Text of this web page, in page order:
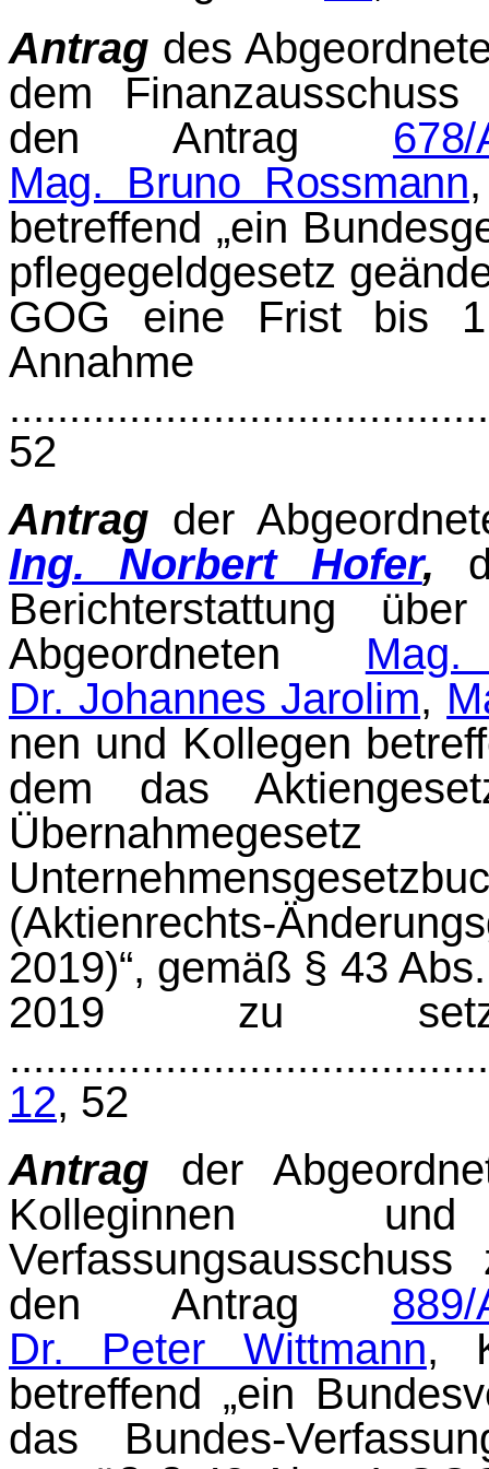
Antrag des
dem
den Antrag 678/
Mag. Bruno Rossmann
betreffend „ein
pflege­geldgesetz
GOG eine Frist bis
Annahme
52
Antrag der
Ing. Norbert Hofer,
Berichterstattung
Abgeordneten
Dr. Johannes Jarolim,
nen und Kollegen
dem das
(Aktienrechts-
2019)“, gemäß § 43
2019 zu
12, 52
Antrag der
Kolleginnen
den Antrag 889/
Dr. Peter Wittmann,
betreffend „ein
das Bundes-